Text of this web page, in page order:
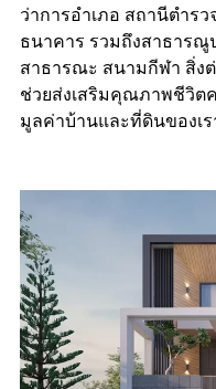
ว่าการอำเภอ สถานีตำร
ธนาคาร รวมถึงสาธาร
สาธารณะ สนามกีฬา สิ่ง
ช่วยส่งเสริมคุณภาพชีวิต
มูลค่าบ้านและที่ดินของเ